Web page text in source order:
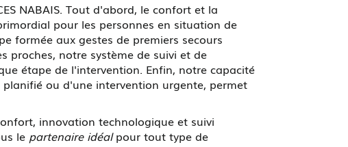
NABAIS. Tout d'abord, le confort et la
pour les personnes en situation de
formée aux gestes de premiers secours
proches, notre système de suivi et de
étape de l'intervention. Enfin, notre capacité
ou d'une intervention urgente, permet
innovation technologique et suivi
le partenaire idéalpour tout type de